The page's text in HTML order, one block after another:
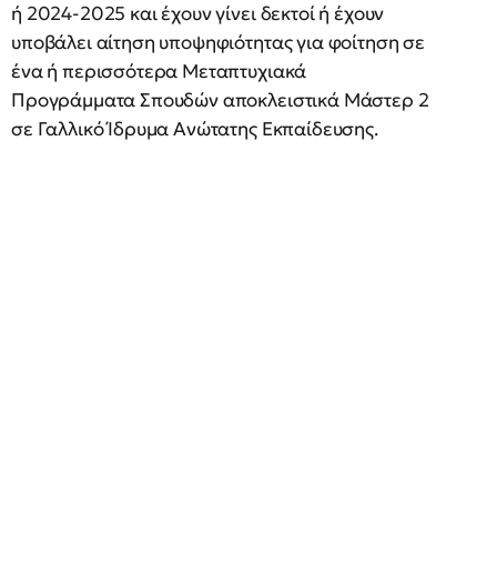
ή 2024-2025 και έχουν γίνει δεκτοί ή έχουν
υποβάλει αίτηση υποψηφιότητας για φοίτηση σε
ένα ή περισσότερα Μεταπτυχιακά
Προγράμματα Σπουδών αποκλειστικά Μάστερ 2
σε Γαλλικό Ίδρυμα Ανώτατης Εκπαίδευσης.